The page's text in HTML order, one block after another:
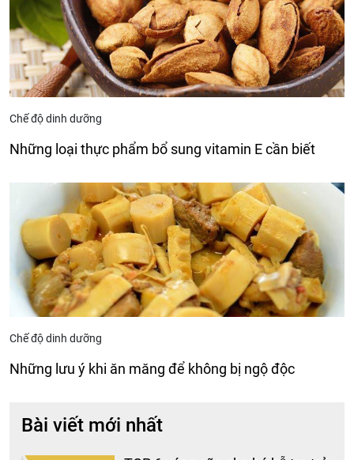
Chế độ dinh dưỡng
Những loại thực phẩm bổ sung vitamin E cần biết
Chế độ dinh dưỡng
Những lưu ý khi ăn măng để không bị ngộ độc
Bài viết mới nhất